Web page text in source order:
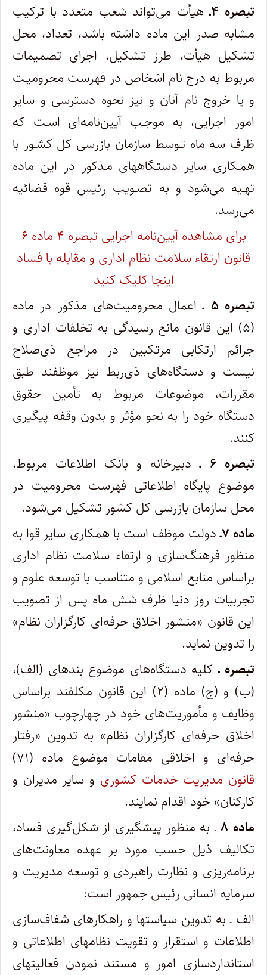
تبصره ۴ـ
هیأت می‌تواند شعب متعدد با ترکیب
مشابه صدر این ماده داشته باشد، تعداد، محل
تشکیل هیأت، طرز تشکیل، اجرای تصمیمات
مربوط به درج نام اشخاص در فهرست محرومیـت
و یا خروج نام آنان و نیز نحوه دسترسی و سایر
امور اجرایی، به موجـب آیین‌نامه‌ای اسـت که
ظرف سه ماه تـوسط سازمان بازرسی کل کشـور با
همـکاری سایر دستـگاههای مـذکور در این ماده
تهـیه می‌شود و به تصـویب رئیس قوه قضائیه
می‌رسد.
برای مشاهده آیین‌نامه اجرایی تبصره ۴ ماده ۶
قانون ارتقاء سلامت نظام اداری و مقابله با فساد
اینجا کلیک کنید
تبصره ۵ ـ
اعمال محرومیت‌های مذکور در ماده
(۵) این قانون مانع رسیدگی به‌ تخلفات اداری و
جرائم ارتکابی مرتکبین در مراجع ذی‌صلاح
نیست و دستگاه‌های ذی‌ربط نیز موظفند طبق
مقررات، موضوعات مربوط به تأمین حقوق
دستگاه خود را به ‌نحو مؤثر و بدون وقفه پیگیری
کنند.
تبصره ۶ ـ
دبیرخانه و بانک اطلاعات مربوط،
موضوع پایگاه اطلاعاتی فهرست محرومیت در
محل سازمان بازرسی کل کشور تشکیل می‌شود.
ماده ۷ـ
دولت موظف است با همکاری سایر قوا به
منظور فرهنگ‌سازی و ارتقاء سلامت نظام اداری
براساس منابع اسلامی و متناسب با توسعه علوم و
تجربیات روز دنیا ظرف شش ماه پس از تصویب
این قانون «منشور اخلاق حرفه‌ای کارگزاران نظام»
را تدوین نماید.
تبصره ـکلیه دستگاه‌های موضوع بندهای (الف)،
(ب) و (ج) ماده (۲) این قانون مکلفند براساس
وظایف و مأموریت‌های خود در چهارچوب «منشور
اخلاق حرفه‌ای کارگزاران نظام» به تدوین «رفتار
حرفه‌ای و اخلاقی مقامات موضوع ماده (۷۱)
قانون مدیریت خدمات کشوری و سایر مدیران و
کارکنان» خود اقدام نمایند.
ماده ۸
ـ به منظور پیشگیری از شکل‌گیری فساد،
تکالیف ذیل حسب مورد بر عهده معاونت‌های
برنامه‌ریزی و نظارت راهبردی و توسعه مدیریت و
سرمایه انسانی رئیس جمهور است:
الف ـ به تدوین سیاستها و راهکارهای شفاف‌سازی
اطلاعات و استقرار و تقویت نظامهای اطلاعاتی و
استانداردسازی امور و مستند نمودن فعالیتهای